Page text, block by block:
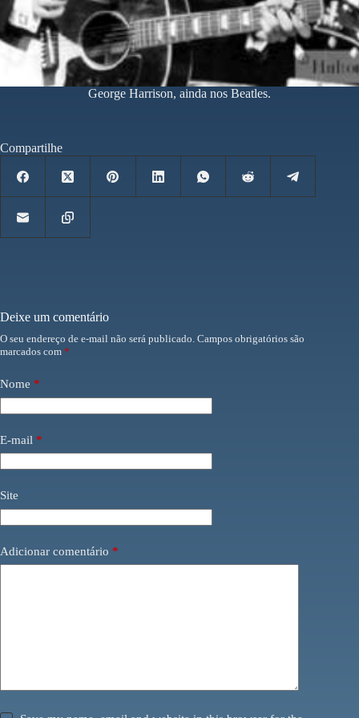
George Harrison, ainda nos Beatles.
Compartilhe
Deixe um comentário
O seu endereço de e-mail não será publicado. Campos obrigatórios são
marcados com *
Nome *
E-mail *
Site
Adicionar comentário *